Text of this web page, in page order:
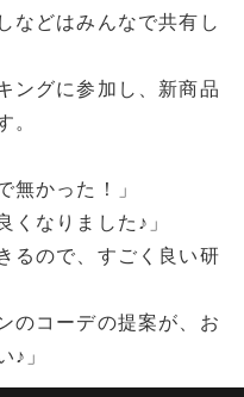
などはみんなで共有し
ングに参加し、新商品
。
無かった！」
くなりました♪」
るので、すごく良い研
のコーデの提案が、お
♪」